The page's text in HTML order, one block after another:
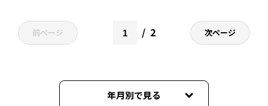
前ページ 2 次ページ
年月別で見る